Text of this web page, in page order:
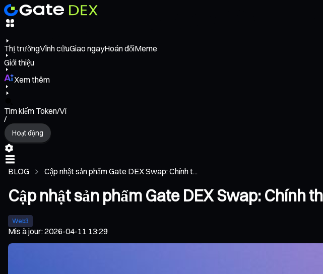
Thị trườngVĩnh cửuGiao ngayHoán đổiMeme
Giới thiệu
Xem thêm
Tìm kiếm Token/Ví
/
Hoạt động
BLOG Cập nhật sản phẩm Gate DEX Swap: Chính t...
Cập nhật sản phẩm Gate DEX Swap: Chính
Web3
Mis à jour:2026-04-11 13:29